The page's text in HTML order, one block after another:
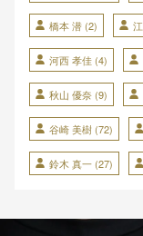
橋本 潜 (2)
河西 孝佳 (4)
秋山 優奈 (9)
谷崎 美樹 (72)
鈴木 真一 (27)